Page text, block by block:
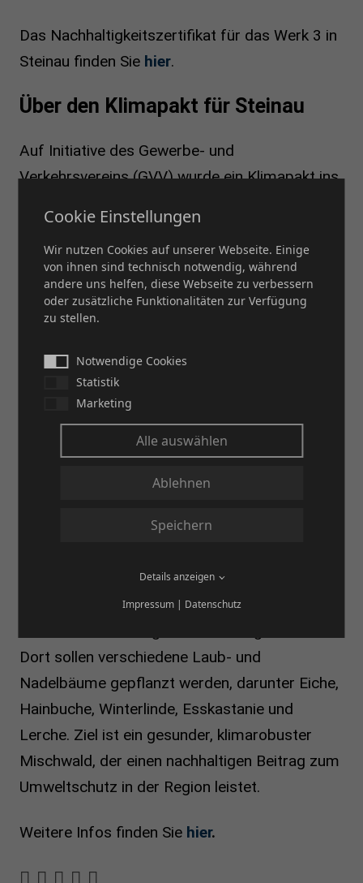
Das Nachhaltigkeitszertifikat für das Werk 3 in
Steinau finden Sie hier.
Über den Klimapakt für Steinau
Auf Initiative des Gewerbe- und
Verkehrsvereins (GVV) wurde ein Klimapakt ins
CO₂-Emissionen zu reduzieren und
unvermeidbare Emissionen zu kompensieren.
Die Idee, das erfolgreiche Modell aus
Schlüchtern nach Steinau zu bringen, stammt
Hoffmann (RubiePharm).
Kompensiert werden die CO₂-Emissionen
durch die Aufforstung regionaler Waldflächen.
Die Finanzierung erfolgt über Mitgliedsbeiträge
sowie Fördergelder, betreut wird das Projekt
Forstamtsleiter Sebastian Merkel und
Der erste Zukunftswald entsteht auf rund 0,8
Dort sollen verschiedene Laub- und
Nadelbäume gepflanzt werden, darunter Eiche,
Hainbuche, Winterlinde, Esskastanie und
Lerche. Ziel ist ein gesunder, klimarobuster
Mischwald, der einen nachhaltigen Beitrag zum
Umweltschutz in der Region leistet.
Weitere Infos finden Sie hier.
Cookie Einstellungen
Wir nutzen Cookies auf unserer Webseite. Einige
von ihnen sind technisch notwendig, während
andere uns helfen, diese Webseite zu verbessern
oder zusätzliche Funktionalitäten zur Verfügung
zu stellen.
Notwendige Cookies
Statistik
Marketing
Alle auswählen
Ablehnen
Speichern
Details anzeigen
Impressum| Datenschutz